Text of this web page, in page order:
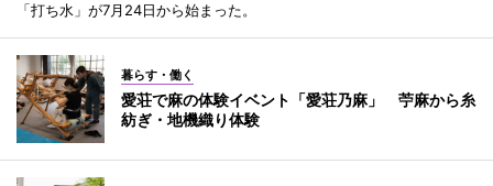
「打ち水」が7月24日から始まった。
暮らす・働く
愛荘で麻の体験イベント「愛荘乃麻」 苧麻から糸
紡ぎ・地機織り体験